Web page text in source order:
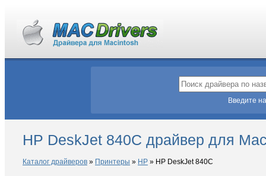
Введите
HP DeskJet 840C драйвер для
Каталог драйверов » Принтеры » HP » HP DeskJet 840C